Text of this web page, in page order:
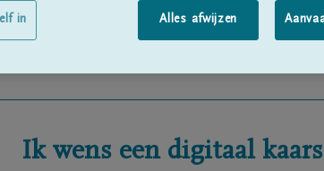
Ik wens een digitaal
Alles afwijzen
in